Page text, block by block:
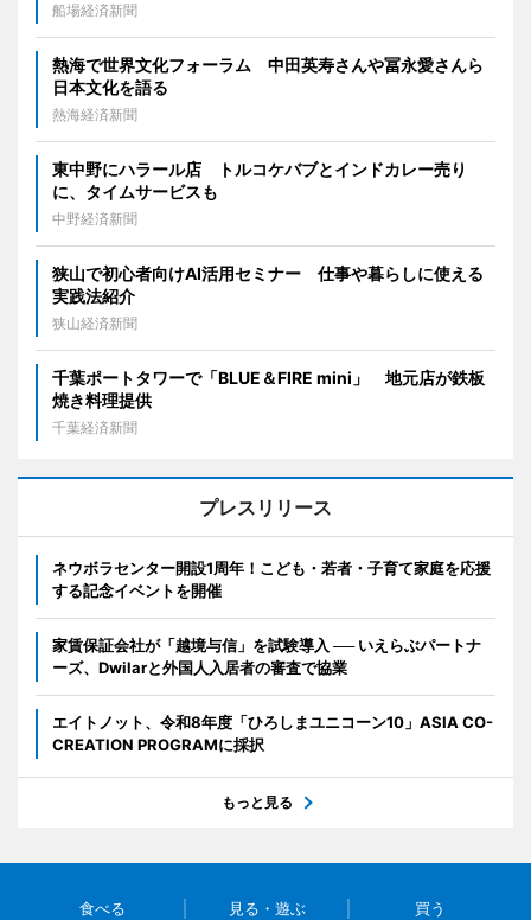
船場経済新聞
熱海で世界文化フォーラム 中田英寿さんや冨永愛さんら
日本文化を語る
熱海経済新聞
東中野にハラール店 トルコケバブとインドカレー売り
に、タイムサービスも
中野経済新聞
狭山で初心者向けAI活用セミナー 仕事や暮らしに使える
実践法紹介
狭山経済新聞
千葉ポートタワーで「BLUE＆FIRE mini」 地元店が鉄板
焼き料理提供
千葉経済新聞
プレスリリース
ネウボラセンター開設1周年！こども・若者・子育て家庭を応援
する記念イベントを開催
家賃保証会社が「越境与信」を試験導入 ── いえらぶパートナ
ーズ、Dwilarと外国人入居者の審査で協業
エイトノット、令和8年度「ひろしまユニコーン10」ASIA CO-
CREATION PROGRAMに採択
もっと見る
食べる 見る・遊ぶ 買う